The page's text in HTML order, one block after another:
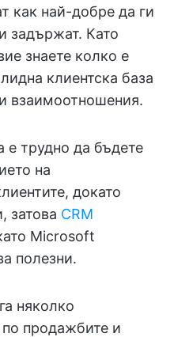
как най-добре да ги
задържат. Като
знаете колко е
клиентска база
взаимоотношения.
е трудно да бъдете
на
докато
затова CRM
Microsoft
полезни.
няколко
продажбите и